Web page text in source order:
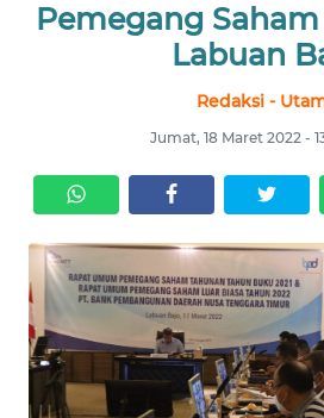
Pemegang
Labuan
Redaksi -
Jumat, 18 Maret 2022 -
SERBA-
SERBI
LABUAN
BAJO
OPINI